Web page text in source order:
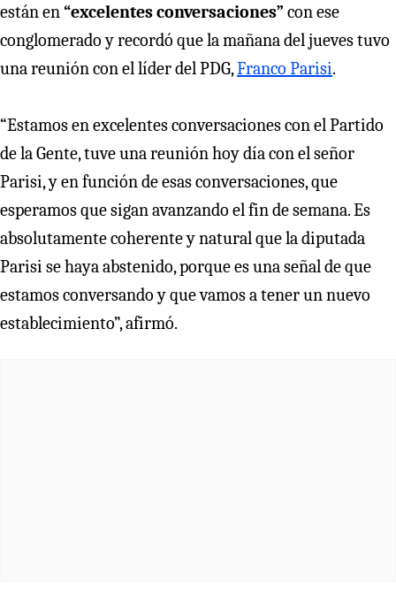
están en “excelentes conversaciones” con ese
conglomerado y recordó que la mañana del jueves tuvo
una reunión con el líder del PDG,Franco Parisi.
“Estamos en excelentes conversaciones con el Partido
de la Gente, tuve una reunión hoy día con el señor
Parisi, y en función de esas conversaciones, que
esperamos que sigan avanzando el fin de semana. Es
absolutamente coherente y natural que la diputada
Parisi se haya abstenido, porque es una señal de que
estamos conversando y que vamos a tener un nuevo
establecimiento”, afirmó.